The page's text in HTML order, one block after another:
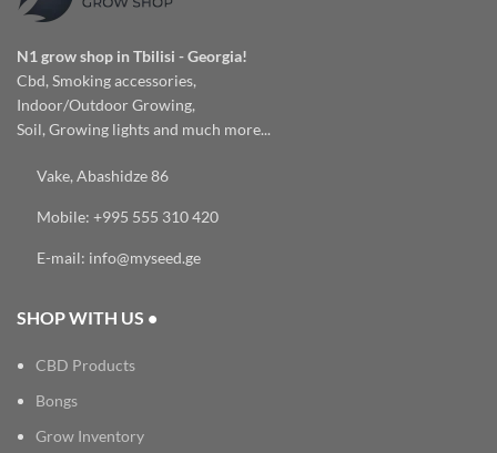
N1 grow shop in Tbilisi - Georgia!
Cbd, Smoking accessories,
Indoor/Outdoor Growing,
Soil, Growing lights and much more...
Vake, Abashidze 86
Mobile: +995 555 310 420
E-mail: info@myseed.ge
SHOP WITH US •
CBD Products
Bongs
Grow Inventory